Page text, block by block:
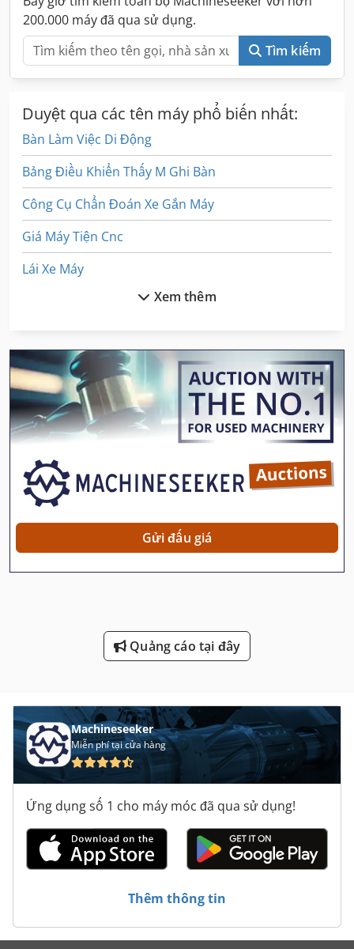
200.000 máy đã qua sử dụng.
Tìm kiếm
Duyệt qua các tên máy phổ biến nhất:
Bàn Làm Việc Di Động
Bảng Điều Khiển Thấy M Ghi Bàn
Công Cụ Chẩn Đoán Xe Gắn Máy
Giá Máy Tiện Cnc
Lái Xe Máy
Máy Dán Thùng Carton
Máy Hàn Nhựa
Máy In Kỹ Thuật Số
Máy In Kỹ Thuật Số Vô Tận
Máy Làm Sạch Và Khử Trùng
Máy Lên Men
Máy Nén Khí Di Động
Máy Tiện Tự Động
Máy Tiện Tự Động Cnc
Máy Tiện Với Màn Hình Hiển Thị Kỹ Thuật Số
Máy Tiện Đầu
Máy Tính Di Động Nội
Xem thêm
Gửi đấu giá
Quảng cáo tại đây
Machineseeker
Miễn phí tại cửa hàng
Ứng dụng số 1 cho máy móc đã qua sử dụng!
Thêm thông tin